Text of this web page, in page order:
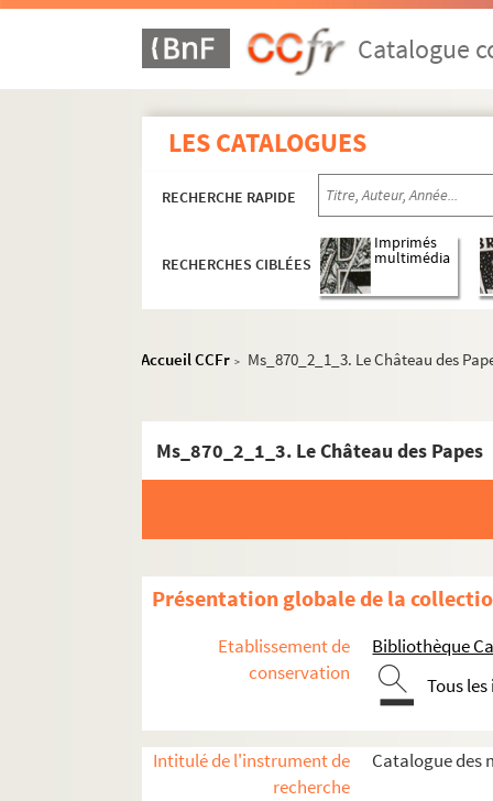
Catalogue
LES CATALOGUES
RECHERCHE RAPIDE
RECHERCHES CIBLÉES
Imprimés
multimédia
Accueil CCFr > Ms_870_2_1_3. Le Château des
Ms_870_2_1_3. Le Château des Papes
Présentation globale de la
Etablissement de
conservation
Bibliothèque
Tous
Intitulé de l'instrument de
recherche
Catalogue des